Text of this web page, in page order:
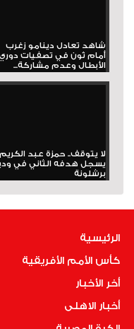
شاهد تعادل دينامو زغرب
أمام ثون في تصفيات
الأبطال وعدم مشاركة...
لا يتوقف.. حمزة عبد الكريم
يسجل هدفه الثاني في
برشلونة
الرئيسية
كأس الأمم الأفريقية
أخر الأخبار
أخبار الاهلى